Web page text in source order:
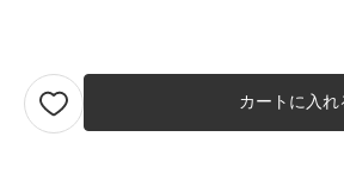
カートに入れ